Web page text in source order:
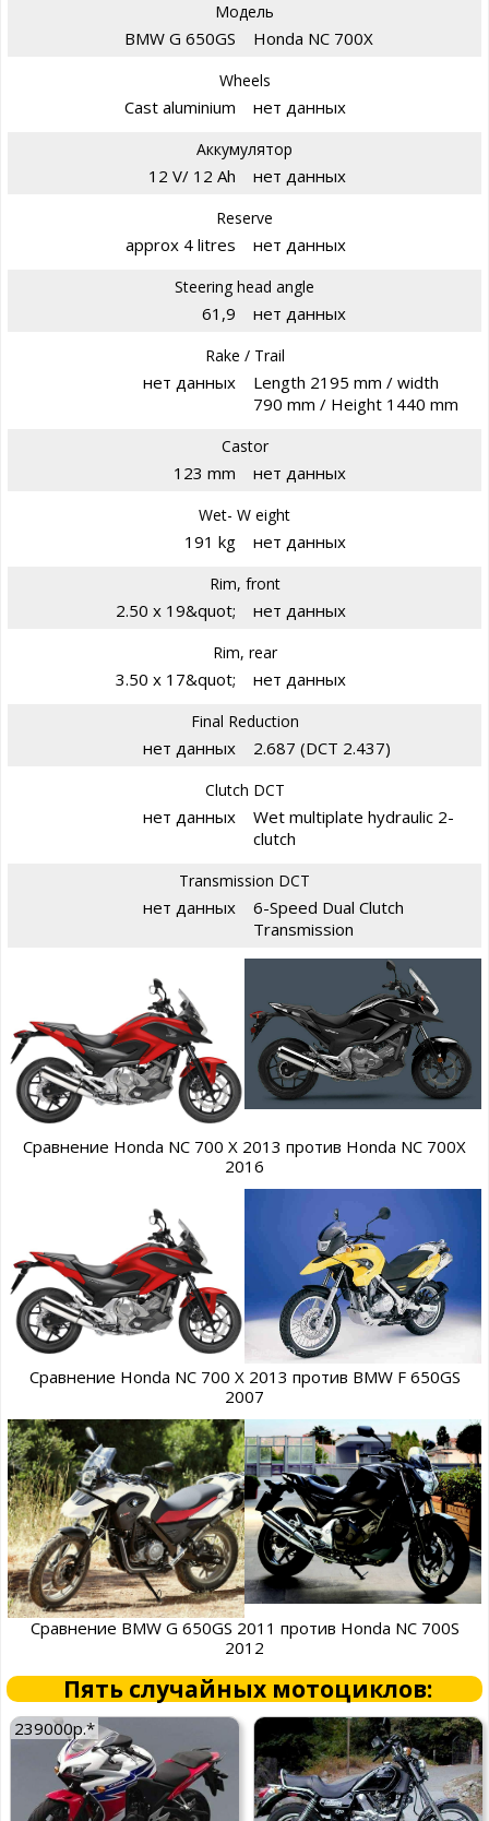
Модель
BMW G 650GS Honda NC 700X
Wheels
Cast aluminium нет данных
Аккумулятор
12 V/ 12 Ah нет данных
Reserve
approx 4 litres нет данных
Steering head angle
61,9 нет данных
Rake / Trail
нет данных
Length 2195 mm / width
790 mm / Height 1440 mm
Castor
123 mm нет данных
Wet- W eight
191 kg нет данных
Rim, front
2.50 x 19&quot; нет данных
Rim, rear
3.50 x 17&quot; нет данных
Final Reduction
нет данных 2.687 (DCT 2.437)
Clutch DCT
нет данных
Wet multiplate hydraulic 2-
clutch
Transmission DCT
нет данных
6-Speed Dual Clutch
Transmission
Сравнение Honda NC 700 X 2013 против Honda NC 700X
2016
Сравнение Honda NC 700 X 2013 против BMW F 650GS
2007
Сравнение BMW G 650GS 2011 против Honda NC 700S
2012
Пять случайных мотоциклов:
239000р.*